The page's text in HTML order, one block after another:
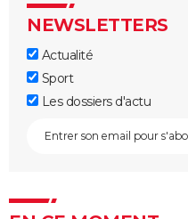
NEWSLETTERS
Actualité
Sport
Les dossiers d'actu